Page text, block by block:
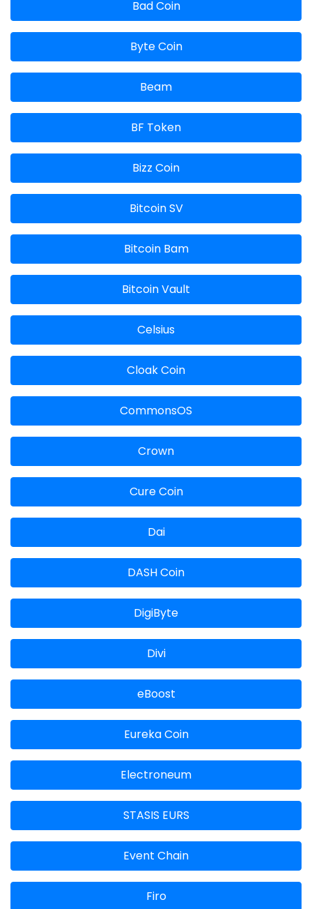
Bad Coin
Byte Coin
Beam
BF Token
Bizz Coin
Bitcoin SV
Bitcoin Bam
Bitcoin Vault
Celsius
Cloak Coin
CommonsOS
Crown
Cure Coin
Dai
DASH Coin
DigiByte
Divi
eBoost
Eureka Coin
Electroneum
STASIS EURS
Event Chain
Firo